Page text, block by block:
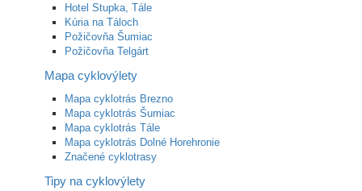
Hotel Stupka, Tále
Kúria na Táloch
Požičovňa Šumiac
Požičovňa Telgárt
Mapa cyklovýlety
Mapa cyklotrás Brezno
Mapa cyklotrás Šumiac
Mapa cyklotrás Tále
Mapa cyklotrás Dolné Horehronie
Značené cyklotrasy
Tipy na cyklovýlety